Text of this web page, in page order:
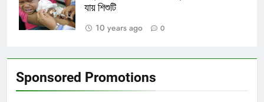
যায় শিশুটি
10 years ago
0
Sponsored Promotions